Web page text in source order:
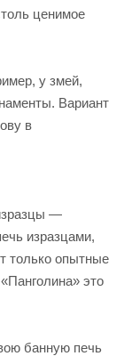
ценимое
у змей,
Вариант
в
—
изразцами,
только опытные
это
банную печь